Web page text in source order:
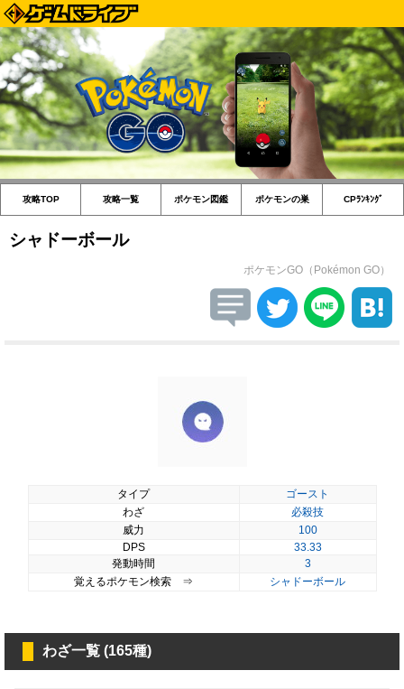
攻略TOP 攻略一覧 ポケモン図鑑 ポケモンの巣 CPﾗﾝｷﾝｸﾞ
シャドーボール
ポケモンGO（Pokémon GO）
タイプ
ゴースト
わざ
必殺技
威力
100
DPS
33.33
発動時間
3
覚えるポケモン検索 ⇒
シャドーボール
わざ一覧 (165種)